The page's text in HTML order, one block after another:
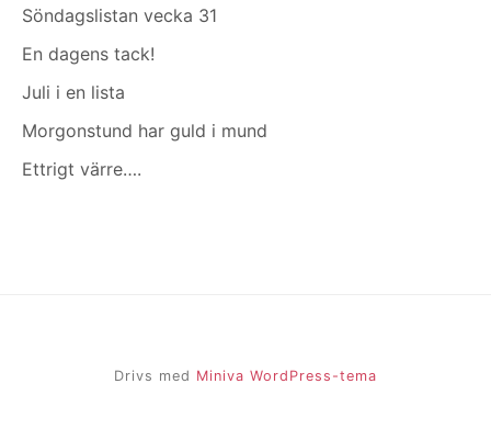
Söndagslistan vecka 31
En dagens tack!
Juli i en lista
Morgonstund har guld i mund
Ettrigt värre….
Drivs med Miniva WordPress-tema